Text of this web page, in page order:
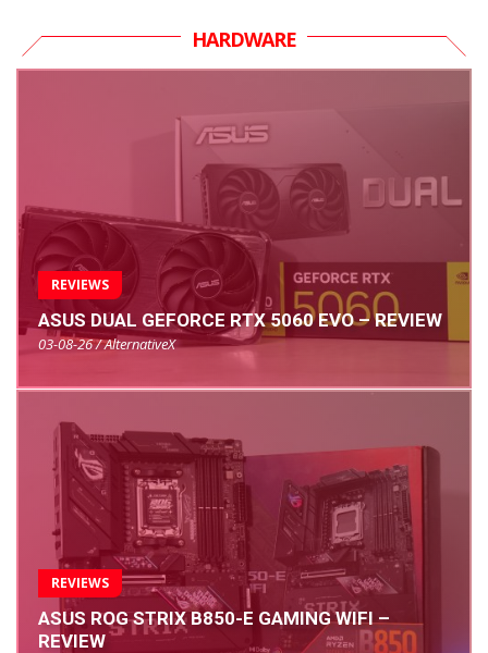
HARDWARE
REVIEWS
ASUS DUAL GEFORCE RTX 5060 EVO – REVIEW
03-08-26 / AlternativeX
REVIEWS
ASUS ROG STRIX B850-E GAMING WIFI –
REVIEW